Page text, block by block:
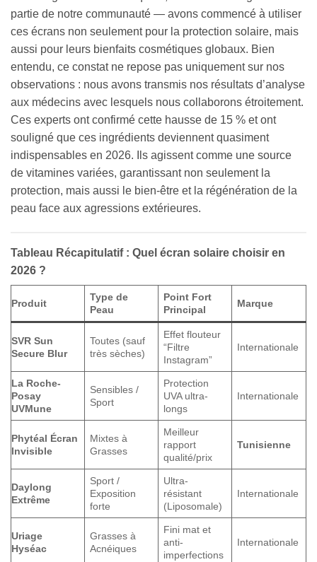
partie de notre communauté — avons commencé à utiliser
ces écrans non seulement pour la protection solaire, mais
aussi pour leurs bienfaits cosmétiques globaux. Bien
entendu, ce constat ne repose pas uniquement sur nos
observations : nous avons transmis nos résultats d’analyse
aux médecins avec lesquels nous collaborons étroitement.
Ces experts ont confirmé cette hausse de 15 % et ont
souligné que ces ingrédients deviennent quasiment
indispensables en 2026. Ils agissent comme une source
de vitamines variées, garantissant non seulement la
protection, mais aussi le bien-être et la régénération de la
peau face aux agressions extérieures.
Tableau Récapitulatif : Quel écran solaire choisir en
2026 ?
Produit
Type de
Peau
Point Fort
Principal
Marque
SVR Sun
Secure Blur
Toutes (sauf
très sèches)
Effet flouteur
“Filtre
Instagram”
Internationale
La Roche-
Posay
UVMune
Sensibles /
Sport
Protection
UVA ultra-
longs
Internationale
Phytéal Écran
Invisible
Mixtes à
Grasses
Meilleur
rapport
qualité/prix
Tunisienne
Daylong
Extrême
Sport /
Exposition
forte
Ultra-
résistant
(Liposomale)
Internationale
Uriage
Hyséac
Grasses à
Acnéiques
Fini mat et
anti-
imperfections
Internationale